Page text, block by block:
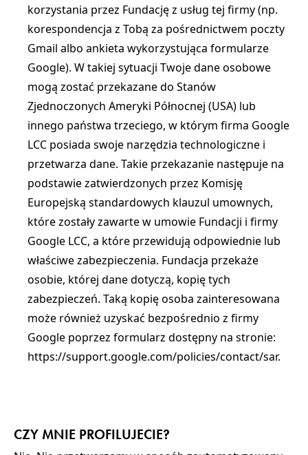
korzystania przez Fundację z usług tej firmy (np.
korespondencja z Tobą za pośrednictwem poczty
Gmail albo ankieta wykorzystująca formularze
Google). W takiej sytuacji Twoje dane osobowe
mogą zostać przekazane do Stanów
Zjednoczonych Ameryki Północnej (USA) lub
innego państwa trzeciego, w którym firma Google
LCC posiada swoje narzędzia technologiczne i
przetwarza dane. Takie przekazanie następuje na
podstawie zatwierdzonych przez Komisję
Europejską standardowych klauzul umownych,
które zostały zawarte w umowie Fundacji i firmy
Google LCC, a które przewidują odpowiednie lub
właściwe zabezpieczenia. Fundacja przekaże
osobie, której dane dotyczą, kopię tych
zabezpieczeń. Taką kopię osoba zainteresowana
może również uzyskać bezpośrednio z firmy
Google poprzez formularz dostępny na stronie:
https://support.google.com/policies/contact/sar.
CZY MNIE PROFILUJECIE?